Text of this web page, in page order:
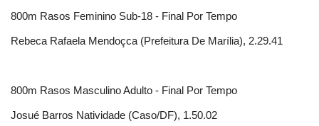
800m Rasos Feminino Sub-18 - Final Por Tempo
Rebeca Rafaela Mendoçca (Prefeitura De Marília), 2.29.41
800m Rasos Masculino Adulto - Final Por Tempo
Josué Barros Natividade (Caso/DF), 1.50.02